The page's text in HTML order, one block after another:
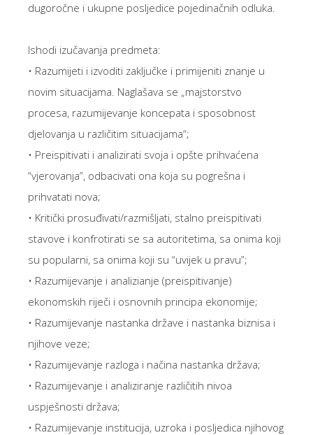
dugoročne i ukupne posljedice pojedinačnih odluka.
Ishodi izučavanja predmeta:
• Razumijeti i izvoditi zaključke i primijeniti znanje u
novim situacijama. Naglašava se „majstorstvo
procesa, razumijevanje koncepata i sposobnost
djelovanja u različitim situacijama“;
• Preispitivati i analizirati svoja i opšte prihvaćena
“vjerovanja”, odbacivati ona koja su pogrešna i
prihvatati nova;
• Kritički prosuđivati/razmišljati, stalno preispitivati
stavove i konfrotirati se sa autoritetima, sa onima koji
su popularni, sa onima koji su “uvijek u pravu”;
• Razumijevanje i analizianje (preispitivanje)
ekonomskih riječi i osnovnih principa ekonomije;
• Razumijevanje nastanka države i nastanka biznisa i
njihove veze;
• Razumijevanje razloga i načina nastanka država;
• Razumijevanje i analiziranje različitih nivoa
uspješnosti država;
• Razumijevanje institucija, uzroka i posljedica njihovog